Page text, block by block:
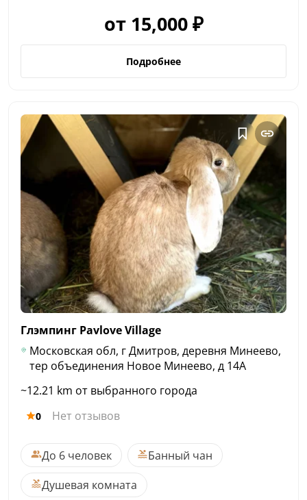
от 15,000 ₽
Подробнее
Глэмпинг PavloveVillage
Московская обл, г Дмитров, деревня Минеево,
тер объединения Новое Минеево, д 14А
~12.21 km от выбранного города
0 Нет отзывов
До 6 человек
Банный чан
Душевая комната